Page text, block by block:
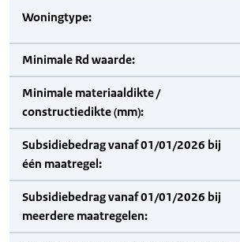
Woningtype:
Minimale Rd waarde:
Minimale materiaaldikte /
constructiedikte (mm):
Subsidiebedrag vanaf 01/01/2026 bij
één maatregel:
Subsidiebedrag vanaf 01/01/2026 bij
meerdere maatregelen: